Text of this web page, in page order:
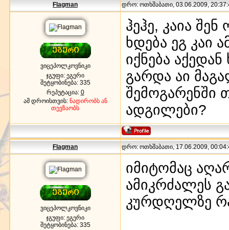
Flagman დრო: ოთხშაბათი, 03.06.2009,
ვიცეპოლკოვნიკი
ჯგუფი: ეგერი
შეტყობინება: 335
რეპუტაცია: 0
ამ დროისთვის: ნადირობს ან
თევზაობს
ჰეჰე, კაია
ხდება ეგ კაი
იქნება
გარდა აი
შემოგარენში
ადგილები?
Flagman დრო: ოთხშაბათი, 17.06.2009,
ვიცეპოლკოვნიკი
ჯგუფი: ეგერი
შეტყობინება: 335
იმიტომაც
ამიკრძალეს
კურდღელზე